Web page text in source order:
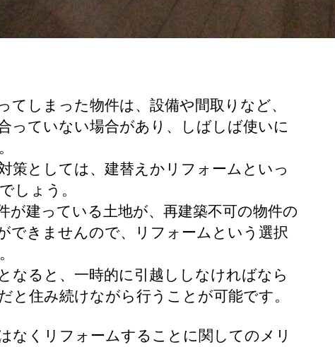
てしまった物件は、設備や間取りなど、
っていない場合があり、しばしば使いに
策としては、建替えかリフォームといっ
しょう。
が建っている土地が、再建築不可の物件の
できませんので、リフォームという選択
なると、一時的に引越ししなければなら
と住み続けながら行うことが可能です。
なくリフォームすることに関してのメリ